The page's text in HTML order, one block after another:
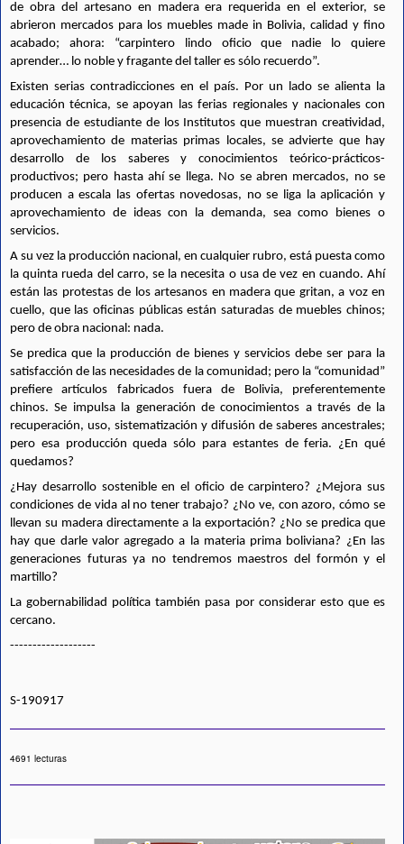
de obra del artesano en madera era requerida en el exterior, se
abrieron mercados para los muebles made in Bolivia, calidad y fino
acabado; ahora: “carpintero lindo oficio que nadie lo quiere
aprender… lo noble y fragante del taller es sólo recuerdo”.
Existen serias contradicciones en el país. Por un lado se alienta la
educación técnica, se apoyan las ferias regionales y nacionales con
presencia de estudiante de los Institutos que muestran creatividad,
aprovechamiento de materias primas locales, se advierte que hay
desarrollo de los saberes y conocimientos teórico-prácticos-
productivos; pero hasta ahí se llega. No se abren mercados, no se
producen a escala las ofertas novedosas, no se liga la aplicación y
aprovechamiento de ideas con la demanda, sea como bienes o
servicios.
A su vez la producción nacional, en cualquier rubro, está puesta como
la quinta rueda del carro, se la necesita o usa de vez en cuando. Ahí
están las protestas de los artesanos en madera que gritan, a voz en
cuello, que las oficinas públicas están saturadas de muebles chinos;
pero de obra nacional: nada.
Se predica que la producción de bienes y servicios debe ser para la
satisfacción de las necesidades de la comunidad; pero la “comunidad”
prefiere artículos fabricados fuera de Bolivia, preferentemente
chinos. Se impulsa la generación de conocimientos a través de la
recuperación, uso, sistematización y difusión de saberes ancestrales;
pero esa producción queda sólo para estantes de feria. ¿En qué
quedamos?
¿Hay desarrollo sostenible en el oficio de carpintero? ¿Mejora sus
condiciones de vida al no tener trabajo? ¿No ve, con azoro, cómo se
llevan su madera directamente a la exportación? ¿No se predica que
hay que darle valor agregado a la materia prima boliviana? ¿En las
generaciones futuras ya no tendremos maestros del formón y el
martillo?
La gobernabilidad política también pasa por considerar esto que es
cercano.
-------------------
S-190917
4691 lecturas